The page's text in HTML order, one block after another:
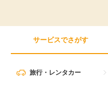
サービスでさがす
旅行・レンタカー